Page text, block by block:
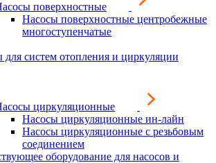
поверхностные
Насосы поверхностные центробежные
многоступенчатые
для систем отопления и циркуляции
циркуляционные
Насосы циркуляционные ин-лайн
Насосы циркуляционные с резьбовым
соединением
оборудование для насосов и